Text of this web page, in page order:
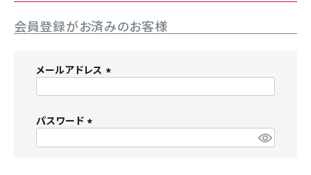
ブランド別に探す
目的別に探す
SNS
会員登録がお済みのお客様
メールアドレス
パスワード